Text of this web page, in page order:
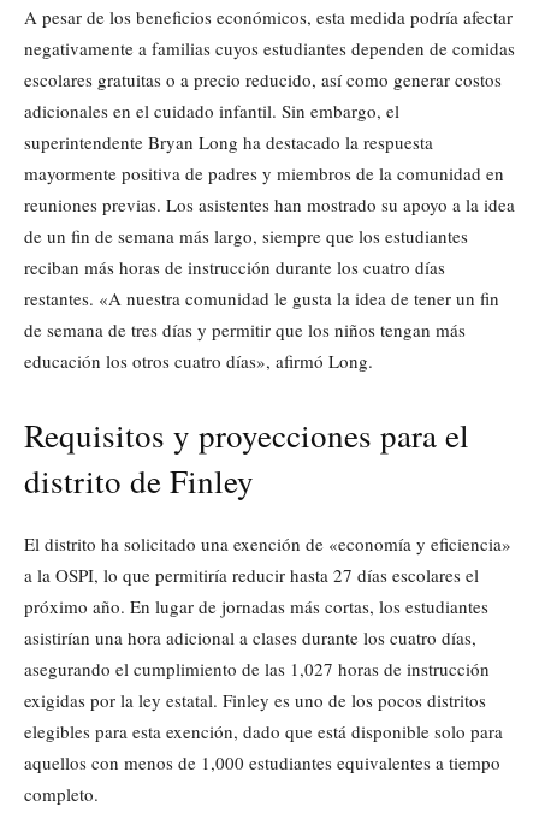
A pesar de los beneficios económicos, esta medida podría afectar
negativamente a familias cuyos estudiantes dependen de comidas
escolares gratuitas o a precio reducido, así como generar costos
adicionales en el cuidado infantil. Sin embargo, el
superintendente Bryan Long ha destacado la respuesta
mayormente positiva de padres y miembros de la comunidad en
reuniones previas. Los asistentes han mostrado su apoyo a la idea
de un fin de semana más largo, siempre que los estudiantes
reciban más horas de instrucción durante los cuatro días
restantes. «A nuestra comunidad le gusta la idea de tener un fin
de semana de tres días y permitir que los niños tengan más
educación los otros cuatro días», afirmó Long.
Requisitos y proyecciones para el
distrito de Finley
El distrito ha solicitado una exención de «economía y eficiencia»
a la OSPI, lo que permitiría reducir hasta 27 días escolares el
próximo año. En lugar de jornadas más cortas, los estudiantes
asistirían una hora adicional a clases durante los cuatro días,
asegurando el cumplimiento de las 1,027 horas de instrucción
exigidas por la ley estatal. Finley es uno de los pocos distritos
elegibles para esta exención, dado que está disponible solo para
aquellos con menos de 1,000 estudiantes equivalentes a tiempo
completo.